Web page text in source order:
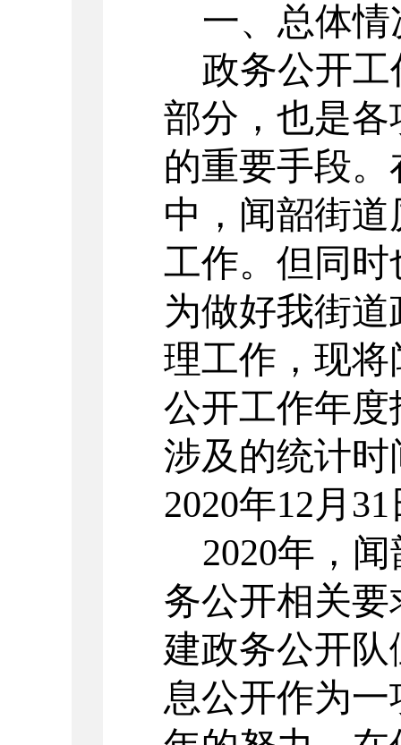
一、总体情
政务公开
部分，也是
的重要手段。
中，闻韶街
工作。但同
为做好我街
理工作，现将
公开工作年
涉及的统计时
2020年12月
2020年，闻
务公开相关要
建政务公开
息公开作为